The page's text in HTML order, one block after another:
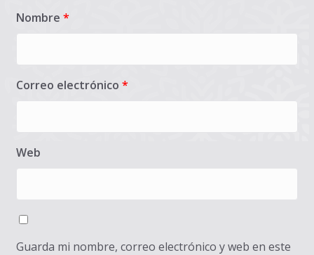
Nombre *
Correo electrónico *
Web
Guarda mi nombre, correo electrónico y web en este